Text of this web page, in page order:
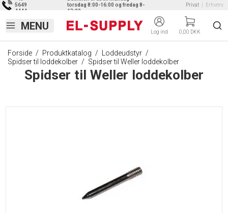
5649
4444
torsdag 8:00-16:00 og fredag 8-
13:00
Privat Erhverv
Log ind 0,00 DKK
Forside / Produktkatalog / Loddeudstyr /
Spidser til loddekolber / Spidser til Weller loddekolber
Spidser til Weller loddekolber